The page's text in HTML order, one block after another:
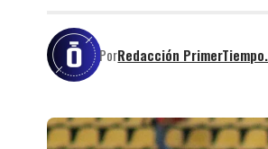
PorRedacción